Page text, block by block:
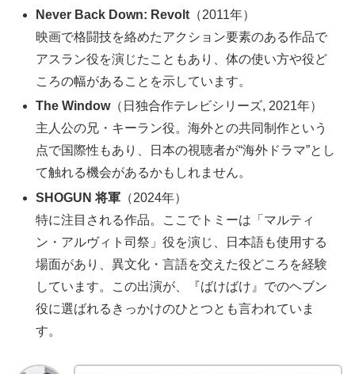
Never Back Down: Revolt （2011年）
映画で格闘技を絡めたアクション要素のある作品で
アスラン役を演じたこともあり、体の使い方や役ど
ころの幅があることを示しています。
The Window（日独合作テレビシリーズ, 2021年）
主人公の兄・キーラン役。海外との共同制作という
点で国際性もあり、日本の視聴者が“海外ドラマ”とし
て触れる機会があるかもしれません。
SHOGUN 将軍 （2024年）
特に注目される作品。ここでトミーは「マルティ
ン・アルヴィト司祭」役を演じ、日本語も使用する
場面があり、異文化・言語を交えた役どころを経験
しています。この出演が、『ばけばけ』でのヘブン
役に選ばれるきっかけのひとつとも言われていま
す。